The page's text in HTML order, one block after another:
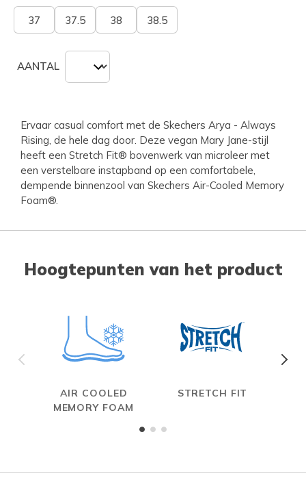
37 37.5 38 38.5
AANTAL
Ervaar casual comfort met de Skechers Arya - Always
Rising, de hele dag door. Deze vegan Mary Jane-stijl
heeft een Stretch Fit® bovenwerk van microleer met
een verstelbare instapband op een comfortabele,
dempende binnenzool van Skechers Air-Cooled Memory
Foam®.
Hoogtepunten van het product
AIR COOLED
MEMORY FOAM
STRETCH FIT